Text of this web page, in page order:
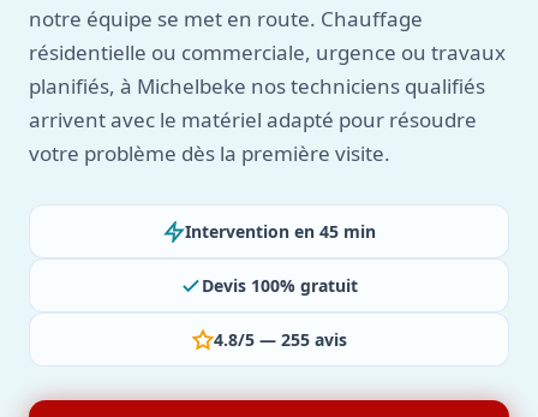
notre équipe se met en route. Chauffage
résidentielle ou commerciale, urgence ou travaux
planifiés, à Michelbeke nos techniciens qualifiés
arrivent avec le matériel adapté pour résoudre
votre problème dès la première visite.
Intervention en 45 min
Devis 100% gratuit
4.8/5 — 255 avis